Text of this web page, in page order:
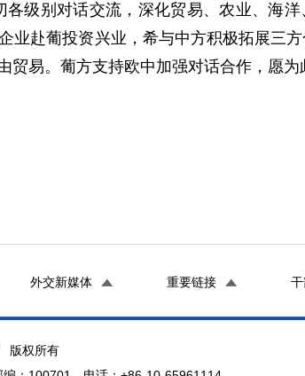
级别对话交流，深化贸易、农业、海
业赴葡投资兴业，希与中方积极拓展三
易。葡方支持欧中加强对话合作，愿为
外交新媒体 重要链接
版权所有